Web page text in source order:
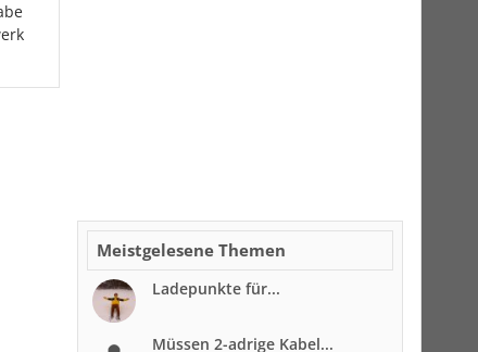
Meistgelesene Themen
Ladepunkte für...
Müssen 2-adrige Kabel...